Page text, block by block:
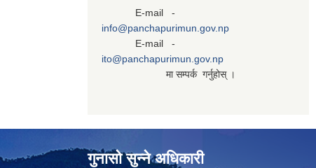
E-mail -
info@panchapurimun.gov.np
E-mail -
ito@panchapurimun.gov.np
मा सम्पर्क गर्नुहोस् ।
गुनासो सुन्ने अधिकारी